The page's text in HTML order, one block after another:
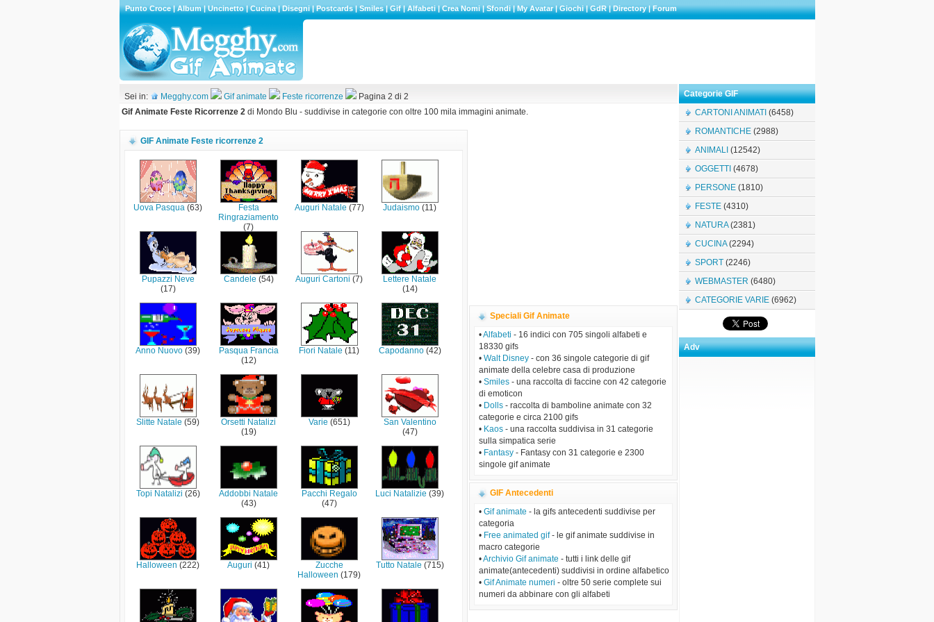
Punto Croce|Album|Uncinetto|Cucina|Disegni|Postcards|Smiles|Gif|Alfabeti|Crea Nomi|Sfondi|My Avatar|Giochi|GdR|Directory|Forum
Sei in: Megghy.com Gif animate Feste ricorrenze
Pagina 2 di 2
Gif Animate Feste Ricorrenze 2di Mondo Blu - suddivise in categorie con oltre 100 mila immagini animate.
GIF Animate Feste ricorrenze 2
Uova Pasqua (63)
Festa
Ringraziamento
(7)
Auguri Natale (77) Judaismo (11)
Pupazzi Neve
(17)
Candele (54) Auguri Cartoni (7)
Lettere Natale
(14)
Anno Nuovo (39)
Pasqua Francia
(12)
Fiori Natale (11) Capodanno (42)
Slitte Natale (59)
Orsetti Natalizi
(19)
Varie (651)
San Valentino
(47)
Topi Natalizi (26)
Addobbi Natale
(43)
Pacchi Regalo
(47)
Luci Natalizie (39)
Halloween (222) Auguri (41)
Zucche
Halloween (179)
Tutto Natale (715)
Speciali Gif Animate
•Alfabeti - 16 indici con 705 singoli alfabeti e
18330 gifs
• Walt Disney- con 36 singole categorie di gif
animate della celebre casa di produzione
• Smiles- una raccolta di faccine con 42 categorie
di emoticon
• Dolls- raccolta di bamboline animate con 32
categorie e circa 2100 gifs
• Kaos- una raccolta suddivisa in 31 categorie
sulla simpatica serie
• Fantasy- Fantasy con 31 categorie e 2300
singole gif animate
GIF Antecedenti
• Gif animate - la gifs antecedenti suddivise per
categoria
• Free animated gif- le gif animate suddivise in
macro categorie
•Archivio Gif animate - tutti i link delle gif
animate(antecedenti) suddivisi in ordine alfabetico
• Gif Animate numeri - oltre 50 serie complete sui
numeri da abbinare con gli alfabeti
Categorie GIF
CARTONI ANIMATI (6458)
ROMANTICHE(2988)
ANIMALI (12542)
OGGETTI (4678)
PERSONE(1810)
FESTE(4310)
NATURA(2381)
CUCINA(2294)
SPORT(2246)
WEBMASTER (6480)
CATEGORIE VARIE(6962)
Adv